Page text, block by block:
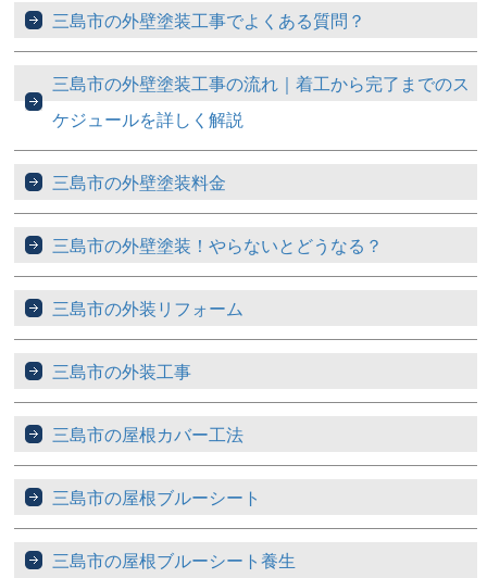
三島市の外壁塗装工事でよくある質問？
三島市の外壁塗装工事の流れ｜着工から完了までのス
ケジュールを詳しく解説
三島市の外壁塗装料金
三島市の外壁塗装！やらないとどうなる？
三島市の外装リフォーム
三島市の外装工事
三島市の屋根カバー工法
三島市の屋根ブルーシート
三島市の屋根ブルーシート養生